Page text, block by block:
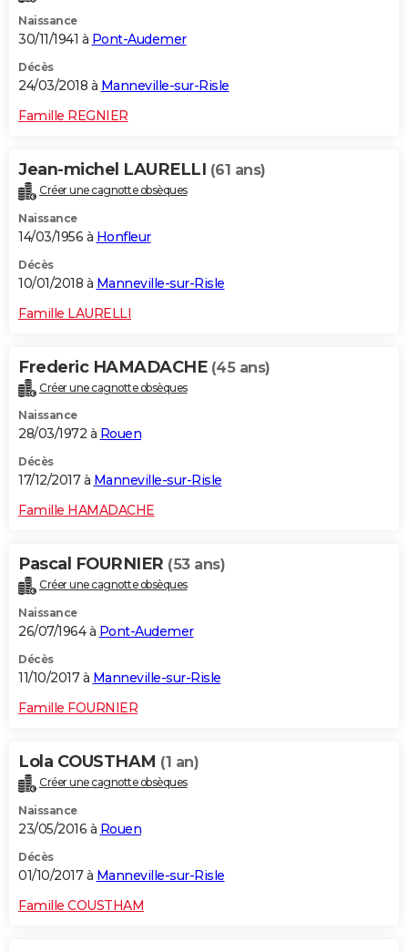
Naissance
30/11/1941 à Pont-Audemer
Décès
24/03/2018 à Manneville-sur-Risle
Famille REGNIER
Jean-michel LAURELLI (61 ans)
Créer une cagnotte obsèques
Naissance
14/03/1956 à Honfleur
Décès
10/01/2018 à Manneville-sur-Risle
Famille LAURELLI
Frederic HAMADACHE (45 ans)
Créer une cagnotte obsèques
Naissance
28/03/1972 à Rouen
Décès
17/12/2017 à Manneville-sur-Risle
Famille HAMADACHE
Pascal FOURNIER (53 ans)
Créer une cagnotte obsèques
Naissance
26/07/1964 à Pont-Audemer
Décès
11/10/2017 à Manneville-sur-Risle
Famille FOURNIER
Lola COUSTHAM (1 an)
Créer une cagnotte obsèques
Naissance
23/05/2016 à Rouen
Décès
01/10/2017 à Manneville-sur-Risle
Famille COUSTHAM